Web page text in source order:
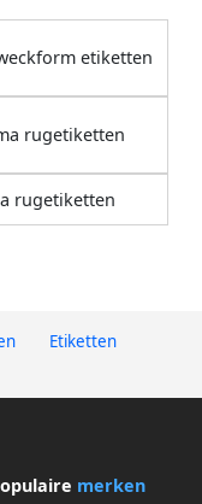
Etiketten
etiketten
rugetiketten
rugetiketten
merken